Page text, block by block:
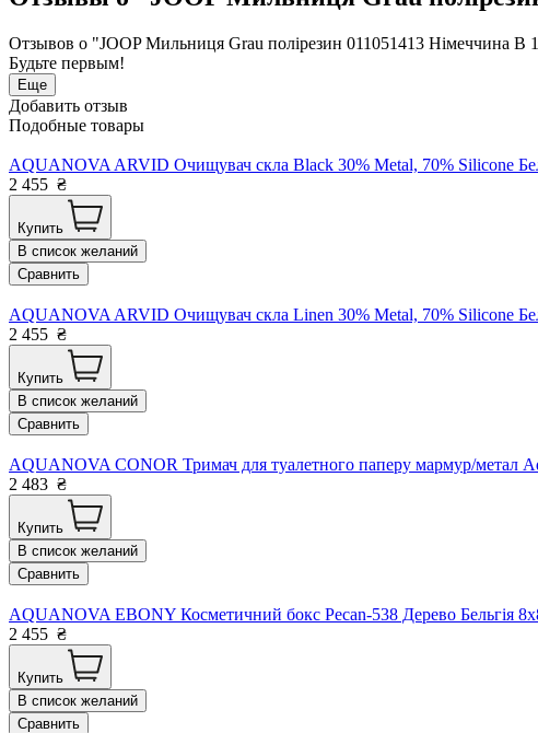
Отзывов о "JOOP Мильниця Grau полірезин 011051413 Німеччина B
Будьте первым!
Еще
Добавить отзыв
Подобные товары
AQUANOVA ARVID Очищувач скла Black 30% Metal, 70% Silicone
2 455 ₴
Купить
В список желаний
Сравнить
AQUANOVA ARVID Очищувач скла Linen 30% Metal, 70% Silicone
2 455 ₴
Купить
В список желаний
Сравнить
AQUANOVA CONOR Тримач для туалетного паперу мармур/метал
2 483 ₴
Купить
В список желаний
Сравнить
AQUANOVA EBONY Косметичний бокс Pecan-538 Дерево Бельгія
2 455 ₴
Купить
В список желаний
Сравнить